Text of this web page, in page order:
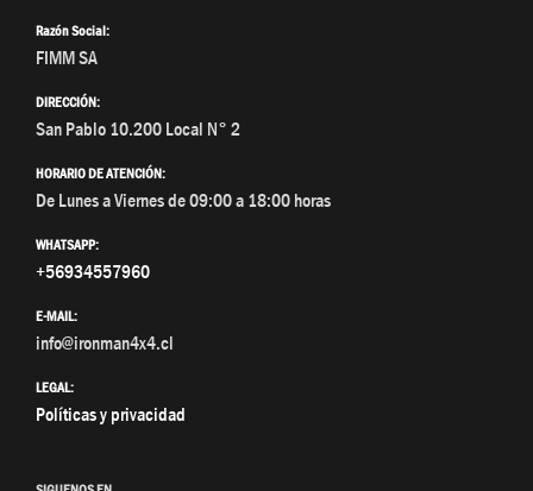
Razón Social:
FIMM SA
DIRECCIÓN:
San Pablo 10.200 Local N° 2
HORARIO DE ATENCIÓN:
De Lunes a Viernes de 09:00 a 18:00 horas
WHATSAPP:
+56934557960
E-MAIL:
info@ironman4x4.cl
LEGAL:
Políticas y privacidad